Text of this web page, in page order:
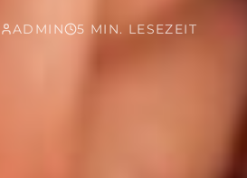
ADMIN 5 MIN. LESEZEIT